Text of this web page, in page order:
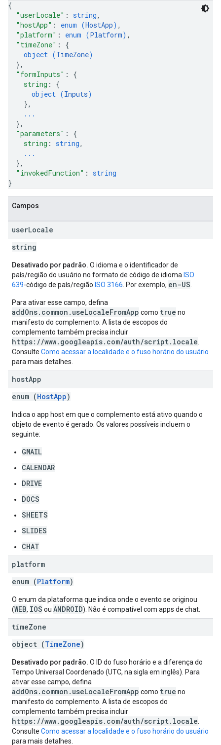
{
"userLocale" : string,
"hostApp" : enum (HostApp) ,
"platform" : enum (Platform) ,
"timeZone" : {
object (TimeZone)
},
"formInputs" : {
string : {
object (Inputs)
},
...
},
"parameters" : {
string : string,
...
},
"invokedFunction" : string
}
Campos
userLocale
string
Desativado por padrão. O idioma e o identificador de
país/região do usuário no formato de código de idioma ISO
639-código de país/região ISO 3166 . Por exemplo, en-US
Para ativar esse campo, defina
addOns.common.useLocaleFromApp como true no
manifesto do complemento. A lista de escopos do
complemento também precisa incluir
https://www.googleapis.com/auth/script.locale
Consulte Como acessar a localidade e o fuso horário do usuário
para mais detalhes.
hostApp
enum (HostApp)
Indica o app host em que o complemento está ativo quando o
objeto de evento é gerado. Os valores possíveis incluem o
seguinte:
GMAIL
CALENDAR
DRIVE
DOCS
SHEETS
SLIDES
CHAT
platform
enum (Platform)
O enum da plataforma que indica onde o evento se originou
(WEB, IOS ou ANDROID). Não é compatível com apps de chat.
timeZone
object (TimeZone)
Desativado por padrão. O ID do fuso horário e a diferença do
Tempo Universal Coordenado (UTC, na sigla em inglês). Para
ativar esse campo, defina
addOns.common.useLocaleFromApp como true no
manifesto do complemento. A lista de escopos do
complemento também precisa incluir
https://www.googleapis.com/auth/script.locale
Consulte Como acessar a localidade e o fuso horário do usuário
para mais detalhes.